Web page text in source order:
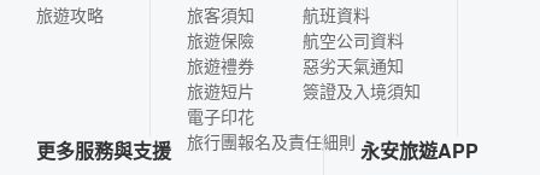
旅遊攻略
旅客須知
旅遊保險
旅遊禮券
旅遊短片
電子印花
航班資料
航空公司資料
惡劣天氣通知
簽證及入境須知
旅行團報名及責任細則
更多服務與支援 永安旅遊APP